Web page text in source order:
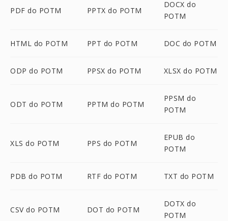
PDF do POTM PPTX do POTM
DOCX do
POTM
HTML do POTM PPT do POTM DOC do POTM
ODP do POTM PPSX do POTM XLSX do POTM
ODT do POTM PPTM do POTM
PPSM do
POTM
XLS do POTM PPS do POTM
EPUB do
POTM
PDB do POTM RTF do POTM TXT do POTM
CSV do POTM DOT do POTM
DOTX do
POTM